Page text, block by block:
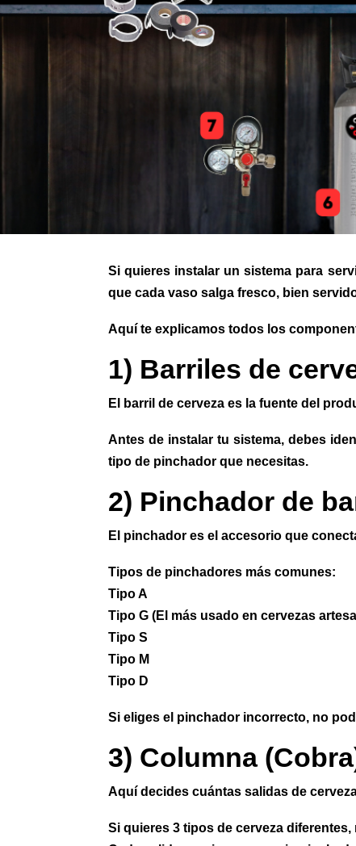
Si quieres instalar un sistema para
que cada vaso salga fresco, bien
Aquí te explicamos todos los
1) Barriles de
El barril de cerveza es la fuente del
Antes de instalar tu sistema, debes
tipo de pinchador que necesitas.
2) Pinchador de
El pinchador es el accesorio que
Tipos de pinchadores más comunes:
Tipo A
Tipo G (El más usado en cervezas
Tipo S
Tipo M
Tipo D
Si eliges el pinchador incorrecto, no
3) Columna
Aquí decides cuántas salidas de
Si quieres 3 tipos de cerveza